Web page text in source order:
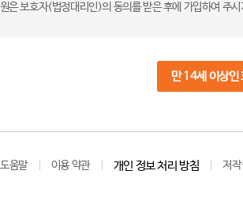
은 보호자(법정대리인)의 동의를 받은 후에 가입하여 주
만 14세 이상인
도움말 이용 약관 개인 정보 처리 방침 저